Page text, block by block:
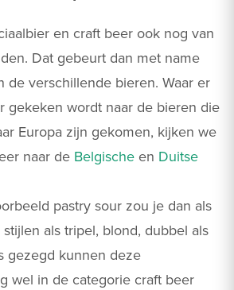
en craft beer ook nog van
Dat gebeurt dan met name
de verschillende bieren. Waar er
gekeken wordt naar de bieren die
Europa zijn gekomen, kijken we
naar de Belgische en Duitse
pastry sour zou je dan als
als tripel, blond, dubbel als
gezegd kunnen deze
wel in de categorie craft beer